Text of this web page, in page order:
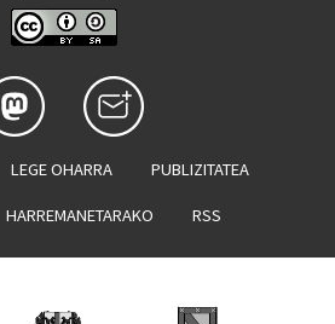
LEGE OHARRA PUBLIZITATEA
HARREMANETARAKO RSS